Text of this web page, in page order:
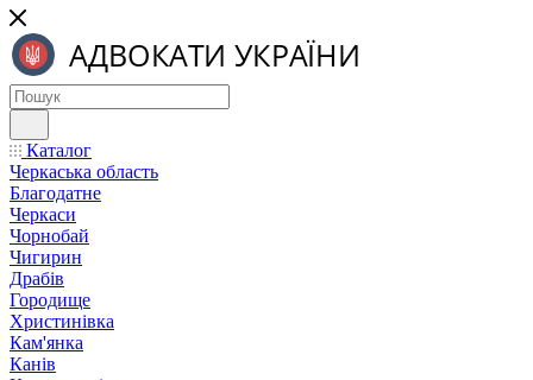
Каталог
Черкаська область
Благодатне
Черкаси
Чорнобай
Чигирин
Драбів
Городище
Христинівка
Кам'янка
Канів